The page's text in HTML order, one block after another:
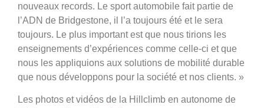
nouveaux records. Le sport automobile fait partie de
l’ADN de Bridgestone, il l’a toujours été et le sera
toujours. Le plus important est que nous tirions les
enseignements d’expériences comme celle-ci et que
nous les appliquions aux solutions de mobilité durable
que nous développons pour la société et nos clients. »
Les photos et vidéos de la Hillclimb en autonome de